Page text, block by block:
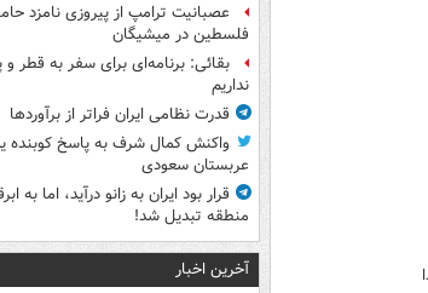
عصبانیت ترامپ از پیروزی نامزد
فلسطین در میشیگان
بقائی: برنامه‌ای برای سفر به قطر و
نداریم
قدرت نظامی ایران فراتر از برآوردها
واکنش کمال شرف به پاسخ کوبنده
عربستان سعودی
قرار بود ایران به زانو درآید، اما به
منطقه تبدیل شد!
آخرین اخبار